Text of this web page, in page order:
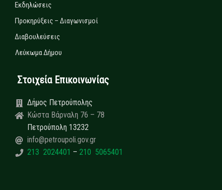
Εκδηλώσεις
Προκηρύξεις – Διαγωνισμοί
Διαβουλεύσεις
Λεύκωμα Δήμου
Στοιχεία Επικοινωνίας
Δήμος Πετρούπολης
Κώστα Βάρναλη 76 – 78
Πετρούπολη 13232
info@petroupoli.gov.gr
213 2024401 – 210 5065401